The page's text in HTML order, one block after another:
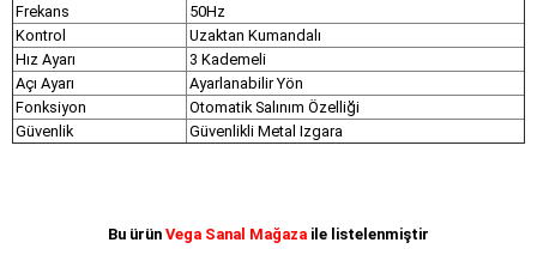
Frekans
50Hz
Kontrol
Uzaktan Kumandalı
Hız Ayarı
3 Kademeli
Açı Ayarı
Ayarlanabilir Yön
Fonksiyon
Otomatik Salınım Özelliği
Güvenlik
Güvenlikli Metal Izgara
Bu ürün Vega Sanal Mağaza ile listelenmiştir